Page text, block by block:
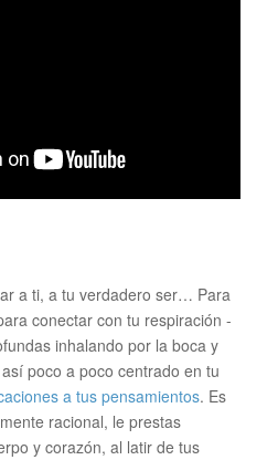
a ti, a tu verdadero ser… Para
conectar con tu respiración -
inhalando por la boca y
poco a poco centrado en tu
a tus pensamientos. Es
racional, le prestas
y corazón, al latir de tus